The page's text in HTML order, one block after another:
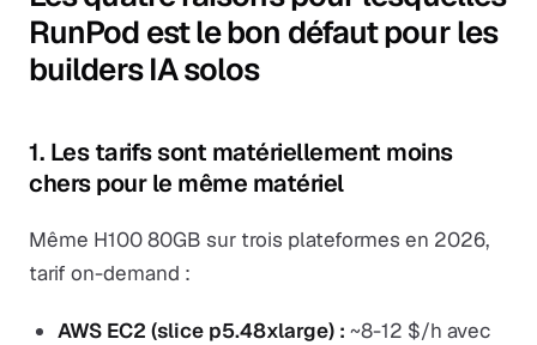
RunPod est le bon défaut pour les
builders IA solos
1. Les tarifs sont matériellement moins
chers pour le même matériel
Même H100 80GB sur trois plateformes en 2026,
tarif on-demand :
AWS EC2 (slice p5.48xlarge) : ~8-12 $/h avec